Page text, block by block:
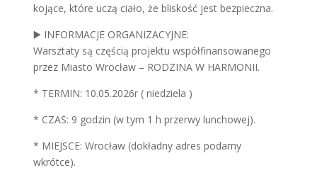
kojące, które uczą ciało, że bliskość jest bezpieczna.
▶️ INFORMACJE ORGANIZACYJNE:
Warsztaty są częścią projektu współfinansowanego
przez Miasto Wrocław – RODZINA W HARMONII.
* TERMIN: 10.05.2026r ( niedziela )
* CZAS: 9 godzin (w tym 1 h przerwy lunchowej).
* MIEJSCE: Wrocław (dokładny adres podamy
wkrótce).